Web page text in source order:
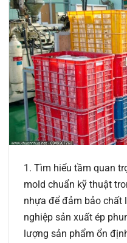
1. Tìm hiểu tầm quan
mold chuẩn kỹ thuật
nhựa để đảm bảo chất
nghiệp sản xuất ép
lượng sản phẩm ổn